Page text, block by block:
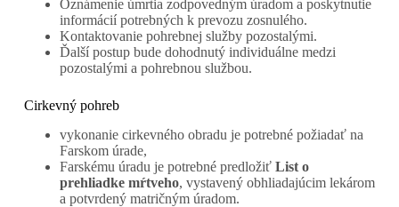
Oznámenie úmrtia zodpovedným úradom a poskytnutie
informácií potrebných k prevozu zosnulého.
Kontaktovanie pohrebnej služby pozostalými.
Ďalší postup bude dohodnutý individuálne medzi
pozostalými a pohrebnou službou.
Cirkevný pohreb
vykonanie cirkevného obradu je potrebné požiadať na
Farskom úrade,
Farskému úradu je potrebné predložiť List o
prehliadke mŕtveho, vystavený obhliadajúcim lekárom
a potvrdený matričným úradom.